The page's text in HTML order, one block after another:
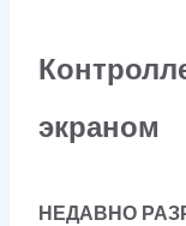
экраном
НЕДАВНО